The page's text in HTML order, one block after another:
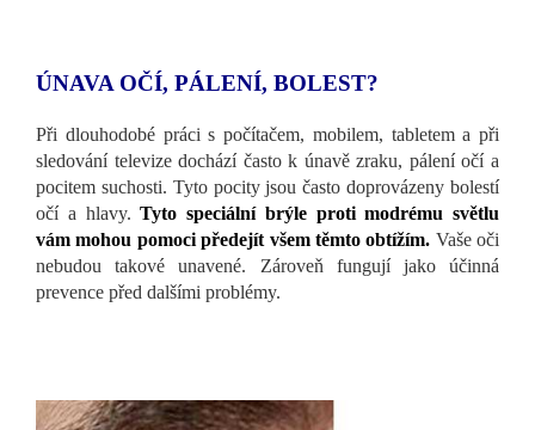
ÚNAVA OČÍ, PÁLENÍ, BOLEST?
Při dlouhodobé práci s počítačem, mobilem, tabletem a při
sledování televize dochází často k únavě zraku, pálení očí a
pocitem suchosti. Tyto pocity jsou často doprovázeny bolestí
očí a hlavy.Tyto speciální brýle proti modrému světlu
vám mohou pomoci předejít všem těmto obtížím. Vaše oči
nebudou takové unavené. Zároveň fungují jako účinná
prevence před dalšími problémy.